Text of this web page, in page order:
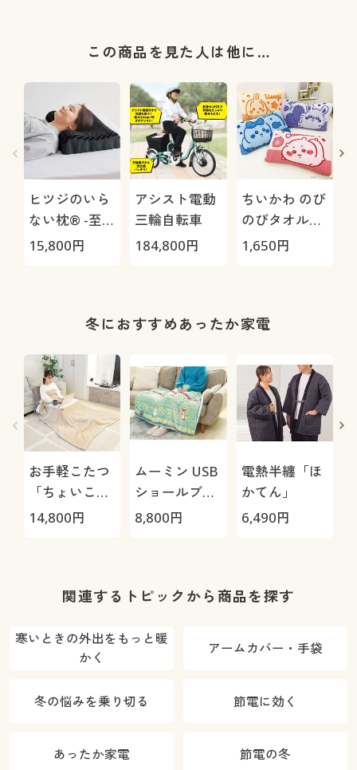
この商品を見た人は他に…
ヒツジのいら
ない枕® -至
極-
15,800円
アシスト電動
三輪自転車
184,800円
ちいかわ のび
のびタオル地
枕カバー
1,650円
冬におすすめあったか家電
お手軽こたつ
「ちょいこ
た」
14,800円
ムーミン USB
ショールブラ
ンケット
8,800円
電熱半纏「ほ
かてん」
6,490円
関連するトピックから商品を探す
寒いときの外出をもっと暖
かく
アームカバー・手袋
冬の悩みを乗り切る 節電に効く
あったか家電 節電の冬